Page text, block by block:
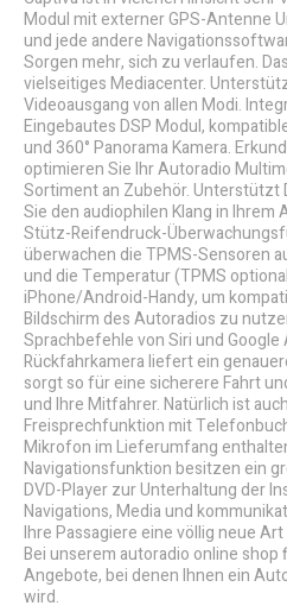
Modul mit externer GPS-Antenne
und jede andere
Sorgen mehr, sich zu verlaufen.
vielseitiges Mediacenter.
Videoausgang von allen Modi.
Eingebautes DSP Modul,
und 360° Panorama Kamera.
optimieren Sie Ihr Autoradio
Sortiment an Zubehör. Unterstützt
Sie den audiophilen Klang in Ihrem
Stütz-Reifendruck-
überwachen die TPMS-Sensoren
und die Temperatur (TPMS
iPhone/Android-Handy, um
Bildschirm des Autoradios zu
Sprachbefehle von Siri und
Rückfahrkamera liefert ein
sorgt so für eine sicherere Fahrt
und Ihre Mitfahrer. Natürlich ist
Freisprechfunktion mit
Mikrofon im Lieferumfang
Navigationsfunktion besitzen ein
DVD-Player zur Unterhaltung der
Navigations, Media und
Ihre Passagiere eine völlig neue
Bei unserem autoradio online
Angebote, bei denen Ihnen ein
wird.